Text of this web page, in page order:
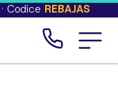
Codice REBAJAS